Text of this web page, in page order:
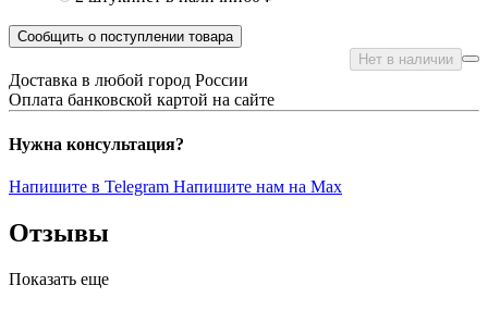
Сообщить о поступлении товара
Нет в наличии
Доставка в любой город России
Оплата банковской картой на сайте
Нужна консультация?
Напишите в Telegram Напишите нам на Max
Отзывы
Показать еще